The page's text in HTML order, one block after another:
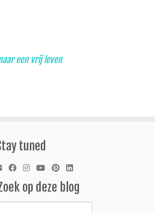
een vrij leven
tuned
op deze blog